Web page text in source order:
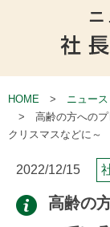
HOME ニュー
高齢の方への
クリスマスなどに～
2022/12/15
高齢の